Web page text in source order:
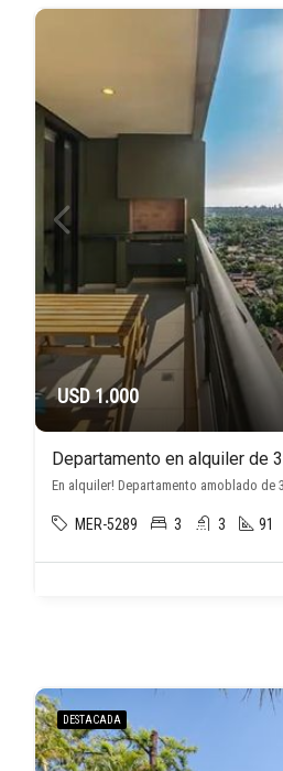
USD 1.000
MER-5289 3 3 91
DESTACADA